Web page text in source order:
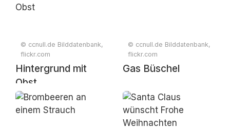
© ccnull.de Bilddatenbank,
flickr.com
Hintergrund mit
Obst
© ccnull.de Bilddatenbank,
flickr.com
Gas Büschel